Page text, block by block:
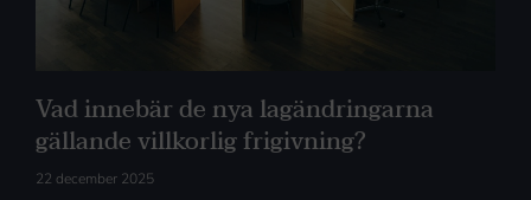
Vad innebär de nya lagändringarna
gällande villkorlig frigivning?
22 december 2025